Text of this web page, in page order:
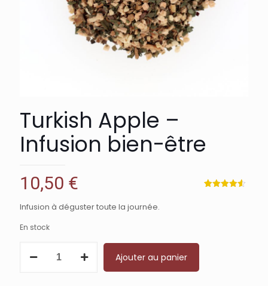
Turkish Apple –
Infusion bien-être
10,50 €
Infusion à déguster toute la journée.
En stock
Ajouter au panier